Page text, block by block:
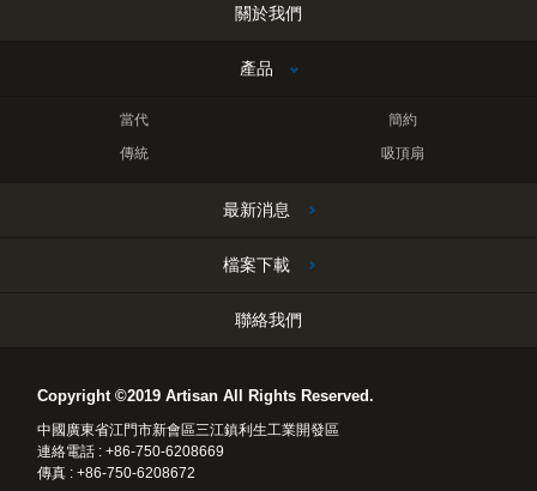
關於我們
產品
當代
簡約
傳統
吸頂扇
最新消息
檔案下載
聯絡我們
Copyright ©2019 Artisan All Rights Reserved.
中國廣東省江門市新會區三江鎮利生工業開發區
連絡電話 : +86-750-6208669
傳真 : +86-750-6208672